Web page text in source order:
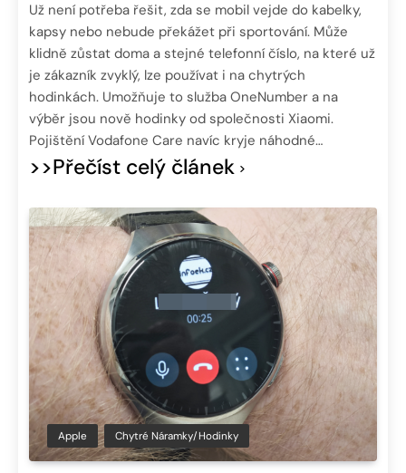
Už není potřeba řešit, zda se mobil vejde do kabelky,
kapsy nebo nebude překážet při sportování. Může
klidně zůstat doma a stejné telefonní číslo, na které už
je zákazník zvyklý, lze používat i na chytrých
hodinkách. Umožňuje to služba OneNumber a na
výběr jsou nově hodinky od společnosti Xiaomi.
Pojištění Vodafone Care navíc kryje náhodné…
>>Přečíst celý článek
Apple Chytré Náramky/hodinky